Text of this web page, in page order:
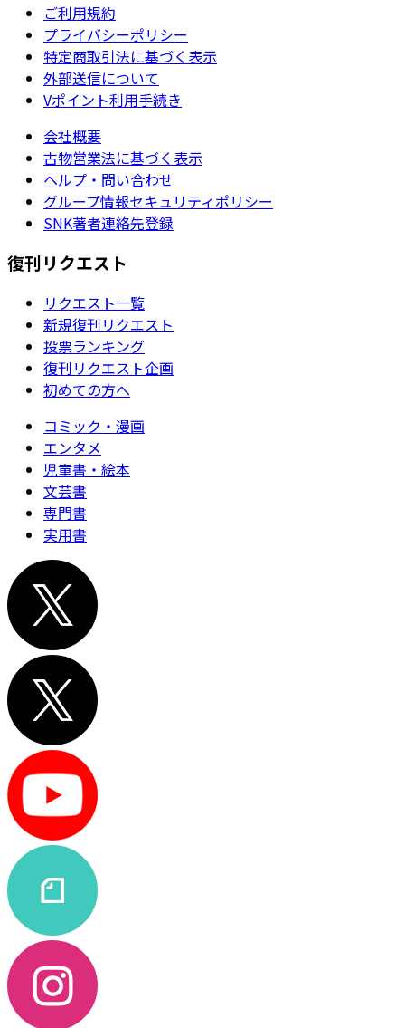
ご利用規約
プライバシーポリシー
特定商取引法に基づく表示
外部送信について
Vポイント利用手続き
会社概要
古物営業法に基づく表示
ヘルプ・問い合わせ
グループ情報セキュリティポリシー
SNK著者連絡先登録
復刊リクエスト
リクエスト一覧
新規復刊リクエスト
投票ランキング
復刊リクエスト企画
初めての方へ
コミック・漫画
エンタメ
児童書・絵本
文芸書
専門書
実用書